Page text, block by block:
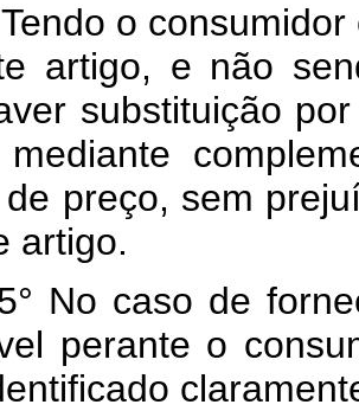
o
artigo, e não
substituição
mediante
preço, sem
artigo.
No caso de
perante o